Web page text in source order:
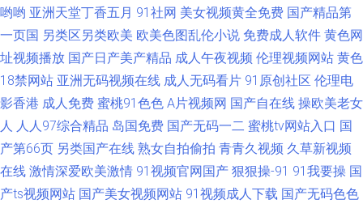
哟哟 亚洲天堂丁香五月 91社网 美女视频黄全免费 国产精品第
一页国 另类区另类欧美 欧美色图乱伦小说 免费成人软件 黄色网
址视频播放 国产日产美产精品 成人午夜视频 伦理视频网站 黄色
18禁网站 亚洲无码视频在线 成人无码看片 91原创社区 伦理电
影香港 成人免费 蜜桃91色色 A片视频网 国产自在线 操欧美老女
人 人人97综合精品 岛国免费 国产无码一二 蜜桃tv网站入口 国
产第66页 另类国产在线 熟女自拍偷拍 青青久视频 久草新视频
在线 激情深爱欧美激情 91视频官网国产 狠狠操-91 91我要操 国
产ts视频网站 国产美女视频网站 91视频成人下载 国产无码色色